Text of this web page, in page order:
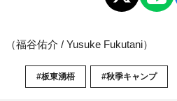
（福谷佑介 / Yusuke Fukutani）
#板東湧梧 #秋季キャンプ